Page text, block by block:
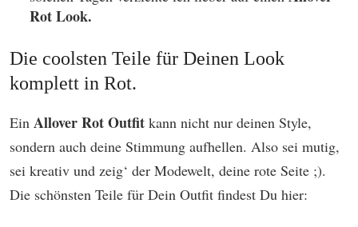
Rot Look.
Die coolsten Teile für Deinen Look
komplett in Rot.
Ein Allover Rot Outfit kann nicht nur deinen Style,
sondern auch deine Stimmung aufhellen. Also sei mutig,
sei kreativ und zeig‘ der Modewelt, deine rote Seite ;).
Die schönsten Teile für Dein Outfit findest Du hier: